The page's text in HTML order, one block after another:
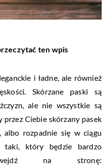
ten wpis
i ładne, ale również
Skórzane paski są
ale nie wszystkie są
Ciebie skórzany pasek
albo rozpadnie się w ciągu
taki, który będzie bardzo
na stronę: